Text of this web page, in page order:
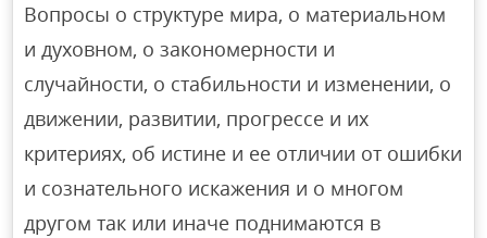
Вопросы о структуре мира, о материальном
и духовном, о закономерности и
случайности, о стабильности и изменении, о
движении, развитии, прогрессе и их
критериях, об истине и ее отличии от ошибки
и сознательного искажения и о многом
другом так или иначе поднимаются в